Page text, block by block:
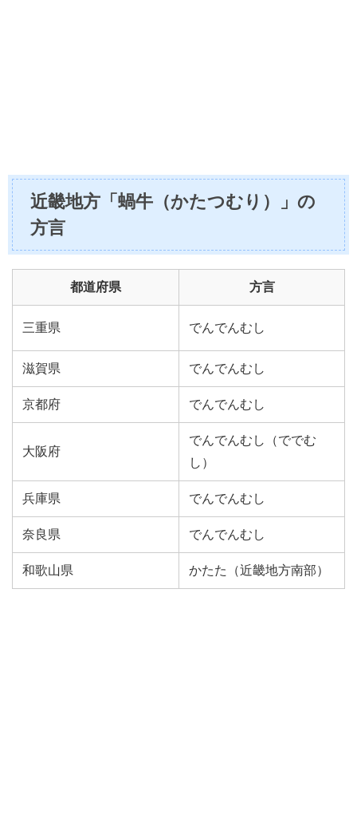
近畿地方「蝸牛（かたつむり）」の
方言
都道府県 方言
三重県 でんでんむし
滋賀県 でんでんむし
京都府 でんでんむし
大阪府
でんでんむし（ででむ
し ）
兵庫県 でんでんむし
奈良県 でんでんむし
和歌山県 かたた（近畿地方南部）